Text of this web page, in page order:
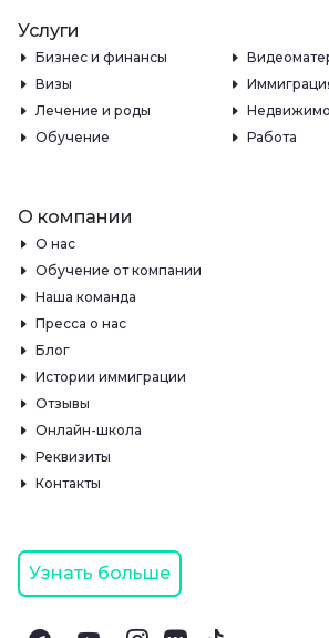
Услуги
Бизнес и финансы
Визы
Лечение и роды
Обучение
Работа
О компании
О нас
Обучение от компании
Наша команда
Пресса о нас
Блог
Истории иммиграции
Отзывы
Онлайн-школа
Реквизиты
Контакты
Узнать больше